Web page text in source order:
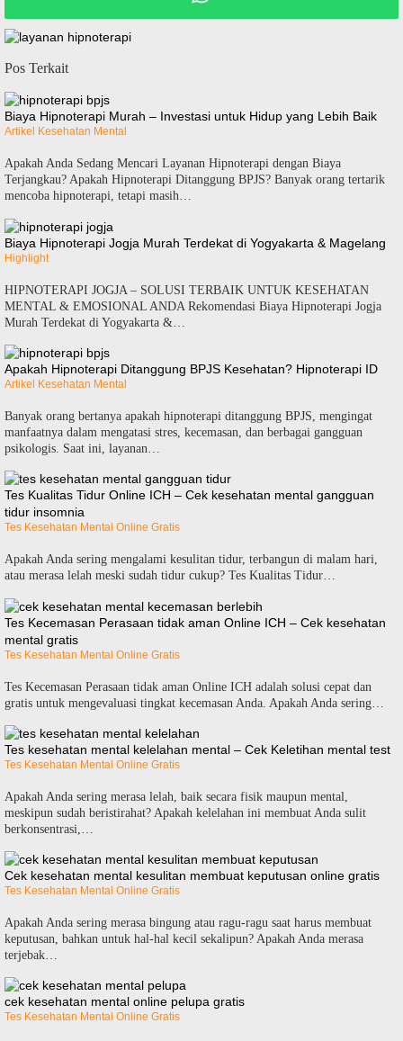
Pos Terkait
Biaya Hipnoterapi Murah – Investasi untuk Hidup yang Lebih Baik
Artikel Kesehatan Mental
Apakah Anda Sedang Mencari Layanan Hipnoterapi dengan Biaya
Terjangkau? Apakah Hipnoterapi Ditanggung BPJS? Banyak orang tertarik
mencoba hipnoterapi, tetapi masih…
Biaya Hipnoterapi Jogja Murah Terdekat di Yogyakarta & Magelang
Highlight
HIPNOTERAPI JOGJA – SOLUSI TERBAIK UNTUK KESEHATAN
MENTAL & EMOSIONAL ANDA Rekomendasi Biaya Hipnoterapi Jogja
Murah Terdekat di Yogyakarta &…
Apakah Hipnoterapi Ditanggung BPJS Kesehatan? Hipnoterapi ID
Artikel Kesehatan Mental
Banyak orang bertanya apakah hipnoterapi ditanggung BPJS, mengingat
manfaatnya dalam mengatasi stres, kecemasan, dan berbagai gangguan
psikologis. Saat ini, layanan…
Tes Kualitas Tidur Online ICH – Cek kesehatan mental gangguan
tidur insomnia
Tes Kesehatan Mental Online Gratis
Apakah Anda sering mengalami kesulitan tidur, terbangun di malam hari,
atau merasa lelah meski sudah tidur cukup? Tes Kualitas Tidur…
Tes Kecemasan Perasaan tidak aman Online ICH – Cek kesehatan
mental gratis
Tes Kesehatan Mental Online Gratis
Tes Kecemasan Perasaan tidak aman Online ICH adalah solusi cepat dan
gratis untuk mengevaluasi tingkat kecemasan Anda. Apakah Anda sering…
Tes kesehatan mental kelelahan mental – Cek Keletihan mental test
Tes Kesehatan Mental Online Gratis
Apakah Anda sering merasa lelah, baik secara fisik maupun mental,
meskipun sudah beristirahat? Apakah kelelahan ini membuat Anda sulit
berkonsentrasi,…
Cek kesehatan mental kesulitan membuat keputusan online gratis
Tes Kesehatan Mental Online Gratis
Apakah Anda sering merasa bingung atau ragu-ragu saat harus membuat
keputusan, bahkan untuk hal-hal kecil sekalipun? Apakah Anda merasa
terjebak…
cek kesehatan mental online pelupa gratis
Tes Kesehatan Mental Online Gratis